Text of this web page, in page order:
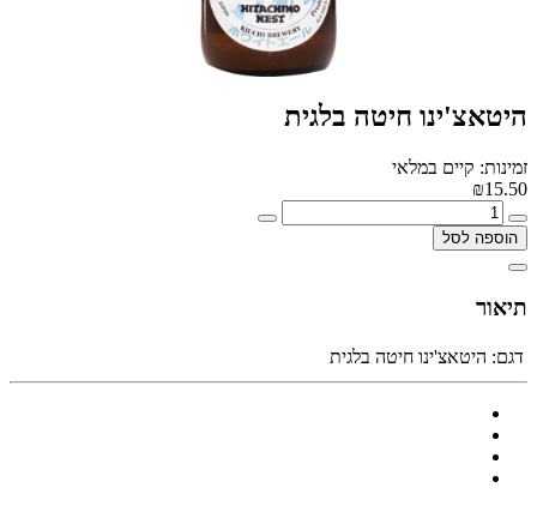
היטאצ'ינו חיטה בלגית
זמינות: קיים במלאי
₪15.50
הוספה לסל
תיאור
דגם: היטאצ'ינו חיטה בלגית